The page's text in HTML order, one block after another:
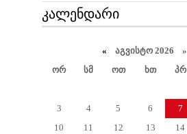
ᲙᲐᲚᲔᲜᲓᲐᲠᲘ
« აგვისტო 2026 »
ორ
სმ ოთ ხთ პრ
3
4 5 6 7
10
11 12 13 14